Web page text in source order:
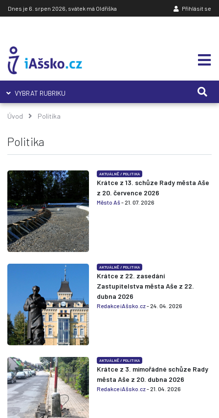
Dnes je 6. srpen 2026, svátek má Oldřiška Přihlásit se
VYBRAT RUBRIKU
Úvod Politika
Politika
AKTUÁLNĚ /POLITIKA
Krátce z 13. schůze Rady města Aše
z 20. července 2026
Město Aš- 21. 07. 2026
AKTUÁLNĚ /POLITIKA
Krátce z 22. zasedání
Zastupitelstva města Aše z 22.
dubna 2026
Redakce iAšsko.cz- 24. 04. 2026
AKTUÁLNĚ /POLITIKA
Krátce z 3. mimořádné schůze Rady
města Aše z 20. dubna 2026
Redakce iAšsko.cz- 21. 04. 2026